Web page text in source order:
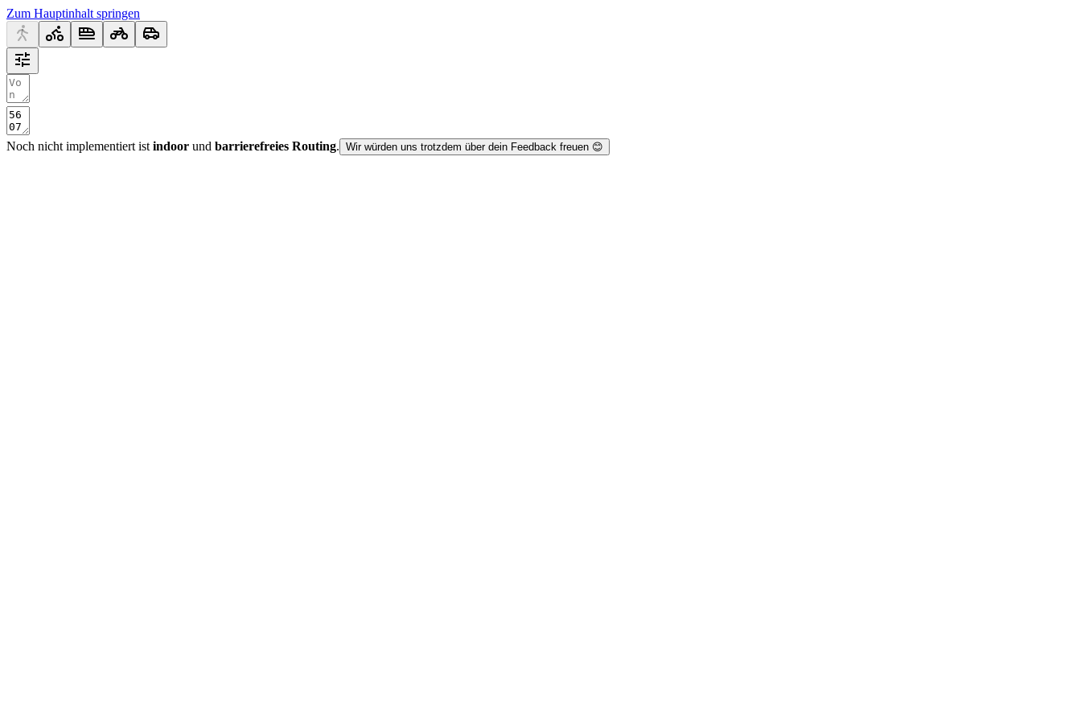
Zum Hauptinhalt springen
Noch nicht implementiert ist indoor und barrierefreies Routing. Wir würden uns trotzdem über dein Feedback freuen 😊